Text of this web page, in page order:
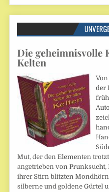
Die geheimnisvolle
Kelten
der
Mut, der den Elementen
angetrieben von Prunksucht,
ihrer Stirn blitzten
silberne und goldene Gürtel